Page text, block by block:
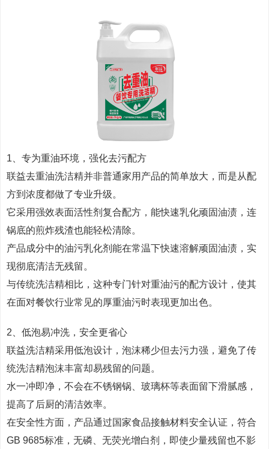
1、专为重油环境，强化去污配方
联益去重油洗洁精并非普通家用产品的简单放大，而是从配
方到浓度都做了专业升级。
它采用强效表面活性剂复合配方，能快速乳化顽固油渍，连
锅底的煎炸残渣也能轻松清除。
产品成分中的油污乳化剂能在常温下快速溶解顽固油渍，实
现彻底清洁无残留。
与传统洗洁精相比，这种专门针对重油污的配方设计，使其
在面对餐饮行业常见的厚重油污时表现更加出色。
2、低泡易冲洗，安全更省心
联益洗洁精采用低泡设计，泡沫稀少但去污力强，避免了传
统洗洁精泡沫丰富却易残留的问题。
水一冲即净，不会在不锈钢锅、玻璃杯等表面留下滑腻感，
提高了后厨的清洁效率。
在安全性方面，产品通过国家食品接触材料安全认证，符合
GB 9685标准，无磷、无荧光增白剂，即使少量残留也不影